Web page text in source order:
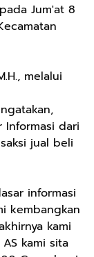
Jum'at 8
melalui
Informasi dari
jual beli
informasi
kembangkan
kami
kami sita